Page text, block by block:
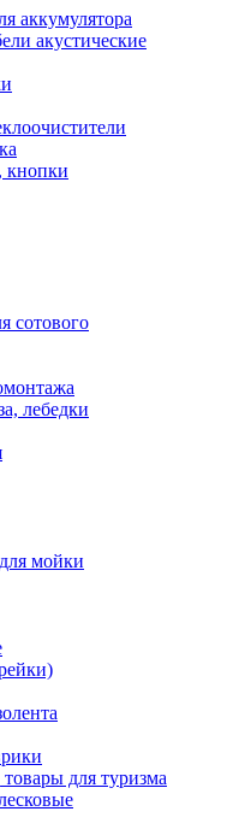
аккумулятора
акустические
кнопки
сотового
лебедки
мойки
для туризма